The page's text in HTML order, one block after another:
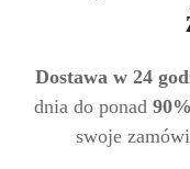
Dostawa w 24
dnia do ponad
swoje